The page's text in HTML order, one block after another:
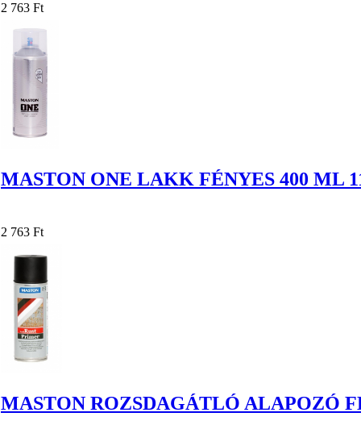
2 763 Ft
MASTON ONE LAKK FÉNYES 400 ML
2 763 Ft
MASTON ROZSDAGÁTLÓ ALAPOZÓ